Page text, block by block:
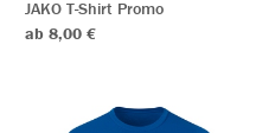
JAKO T-Shirt Promo
ab 8,00 €